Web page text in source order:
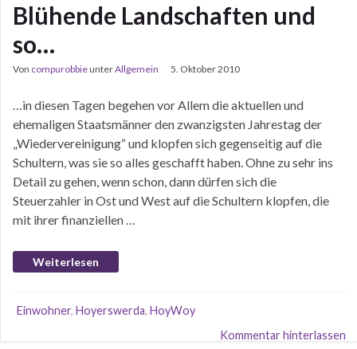
Blühende Landschaften und
so…
Von compurobbieunterAllgemein 5. Oktober 2010
…in diesen Tagen begehen vor Allem die aktuellen und
ehemaligen Staatsmänner den zwanzigsten Jahrestag der
„Wiedervereinigung“ und klopfen sich gegenseitig auf die
Schultern, was sie so alles geschafft haben. Ohne zu sehr ins
Detail zu gehen, wenn schon, dann dürfen sich die
Steuerzahler in Ost und West auf die Schultern klopfen, die
mit ihrer finanziellen …
Weiterlesen
Einwohner, Hoyerswerda, HoyWoy
Kommentar hinterlassen